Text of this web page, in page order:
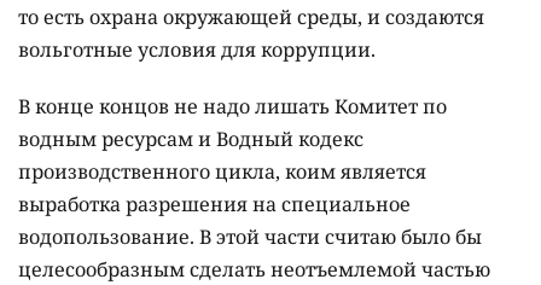
то есть охрана окружающей среды, и создаются
вольготные условия для коррупции.
В конце концов не надо лишать Комитет по
водным ресурсам и Водный кодекс
производственного цикла, коим является
выработка разрешения на специальное
водопользование. В этой части считаю было бы
целесообразным сделать неотъемлемой частью